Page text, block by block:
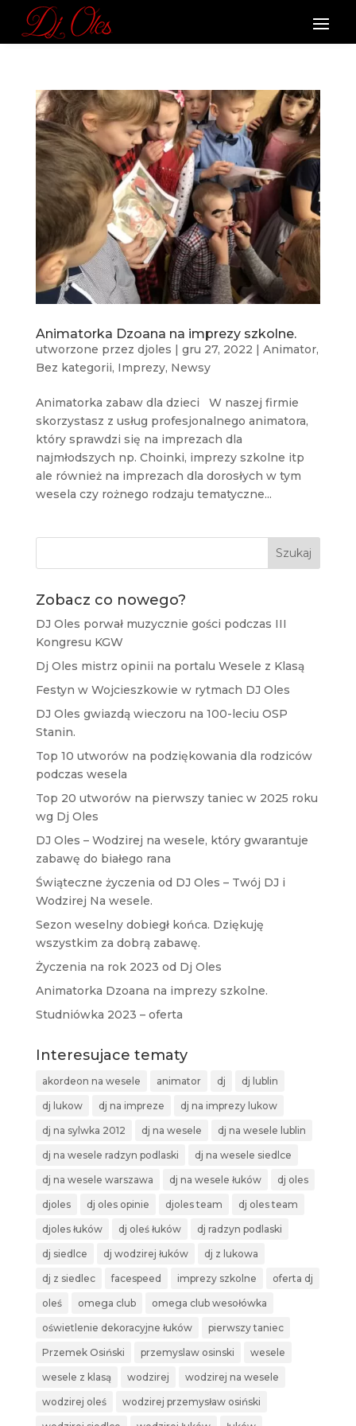
Animatorka Dzoana na imprezy szkolne.
utworzone przez djoles | gru 27, 2022 | Animator,
Bez kategorii, Imprezy, Newsy
Animatorka zabaw dla dzieci W naszej firmie
skorzystasz z usług profesjonalnego animatora,
który sprawdzi się na imprezach dla
najmłodszych np. Choinki, imprezy szkolne itp
ale również na imprezach dla dorosłych w tym
wesela czy rożnego rodzaju tematyczne...
Szukaj
Zobacz co nowego?
DJ Oles porwał muzycznie gości podczas III
Kongresu KGW
Dj Oles mistrz opinii na portalu Wesele z Klasą
Festyn w Wojcieszkowie w rytmach DJ Oles
DJ Oles gwiazdą wieczoru na 100-leciu OSP
Stanin.
Top 10 utworów na podziękowania dla rodziców
podczas wesela
Top 20 utworów na pierwszy taniec w 2025 roku
wg Dj Oles
DJ Oles – Wodzirej na wesele, który gwarantuje
zabawę do białego rana
Świąteczne życzenia od DJ Oles – Twój DJ i
Wodzirej Na wesele.
Sezon weselny dobiegł końca. Dziękuję
wszystkim za dobrą zabawę.
Życzenia na rok 2023 od Dj Oles
Animatorka Dzoana na imprezy szkolne.
Studniówka 2023 – oferta
Interesujace tematy
akordeon na wesele animator dj dj lublin
dj lukow dj na impreze dj na imprezy lukow
dj na sylwka 2012 dj na wesele dj na wesele lublin
dj na wesele radzyn podlaski dj na wesele siedlce
dj na wesele warszawa dj na wesele łuków dj oles
djoles dj oles opinie djoles team dj oles team
djoles łuków dj oleś łuków dj radzyn podlaski
dj siedlce dj wodzirej łuków dj z lukowa
dj z siedlec facespeed imprezy szkolne oferta dj
oleś omega club omega club wesołówka
oświetlenie dekoracyjne łuków pierwszy taniec
Przemek Osiński przemyslaw osinski wesele
wesele z klasą wodzirej wodzirej na wesele
wodzirej oleś wodzirej przemysław osiński